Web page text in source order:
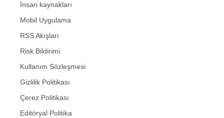
İnsan kaynakları
Mobil Uygulama
RSS Akışları
Risk Bildirimi
Kullanım Sözleşmesi
Gizlilik Politikası
Çerez Politikası
Editöryal Politika